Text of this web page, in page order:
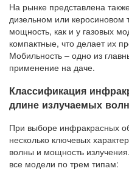
На рынке представлена
дизельном или керосиновом
мощность, как и у газовых
компактные, что делает их
Мобильность – одно из
применение на даче.
Классификация
длине излучаемых волн
При выборе инфракрасных
несколько ключевых
волны и мощность
все модели по трем типам: